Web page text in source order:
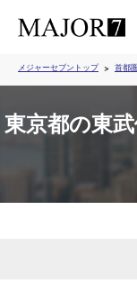
メジャーセブントップ 首都
東京都の東